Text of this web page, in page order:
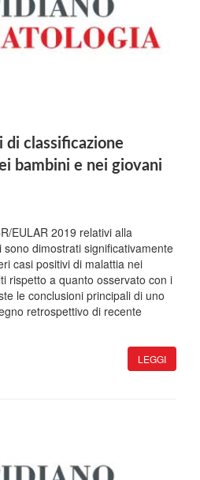
di classificazione
bambini e nei giovani
EULAR 2019 relativi alla
dimostrati significativamente
casi positivi di malattia nei
rispetto a quanto osservato con i
le conclusioni principali di uno
retrospettivo di recente
LEGGI